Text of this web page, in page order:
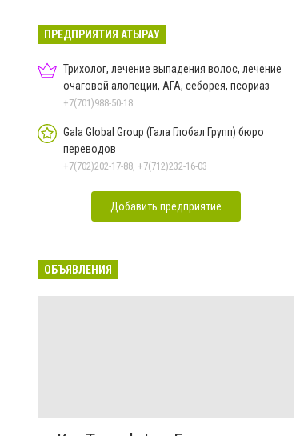
ПРЕДПРИЯТИЯ АТЫРАУ
Трихолог, лечение выпадения волос, лечение
очаговой алопеции, АГА, себорея, псориаз
+7(701)988-50-18
Gala Global Group (Гала Глобал Групп) бюро
переводов
+7(702)202-17-88, +7(712)232-16-03
Добавить предприятие
ОБЪЯВЛЕНИЯ